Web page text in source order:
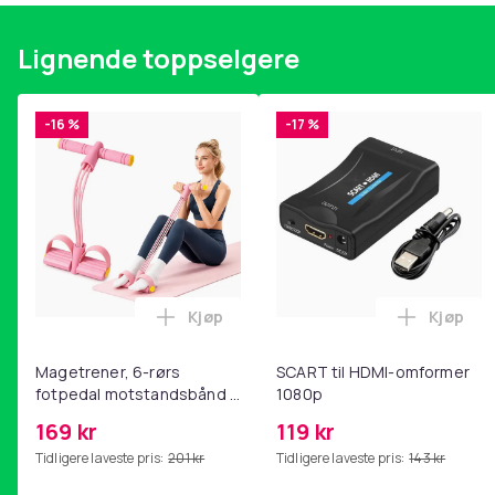
Lignende toppselgere
-16 %
Magetrener, 6-rørs
fotpedal motstandsbånd -
yoga og
hjemmegymnastikk Pink
169 kr
Tidligere laveste pris: 201 kr
Legg Magetrener, 6-rørs fotpedal
Kjøp
-17 %
SCART til HDMI-omformer
1080p
119 kr
Tidligere laveste pris: 143 kr
Legg
Kjøp